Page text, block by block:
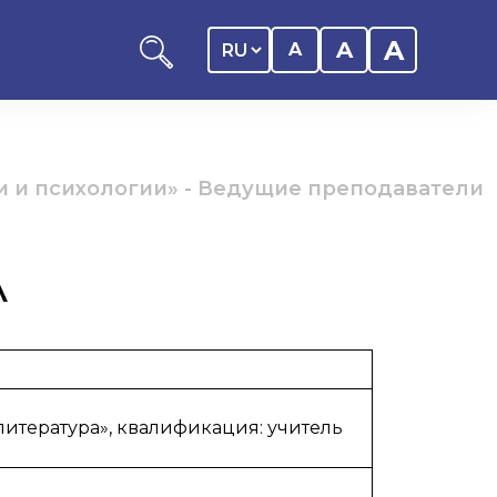
КАСУ
A A A
и психологии» - Ведущие преподаватели
квалификация: учитель